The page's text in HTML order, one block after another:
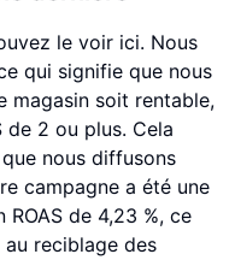
le voir ici. Nous
qui signifie que nous
magasin soit rentable,
de 2 ou plus. Cela
nous diffusons
campagne a été une
de 4,23 %, ce
reciblage des